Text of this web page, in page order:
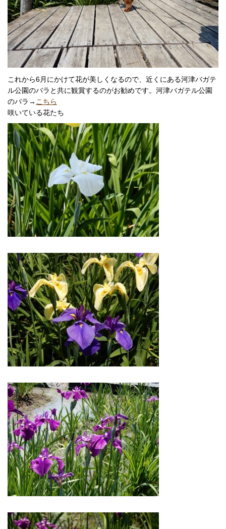
これから6月にかけて花が美しくなるので、近くにある河津バガテ
ル公園のバラと共に観賞するのがお勧めです。河津バガテル公園
のバラ→ こちら
咲いている花たち